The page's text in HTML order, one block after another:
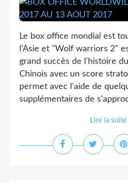
Le box office mondial est
l'Asie et "Wolf warriors 2"
grand succès de l'histoire
Chinois avec un score
permet avec l'aide de
supplémentaires de
Lire la suite